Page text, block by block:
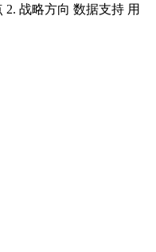
战略方向 数据支持 用